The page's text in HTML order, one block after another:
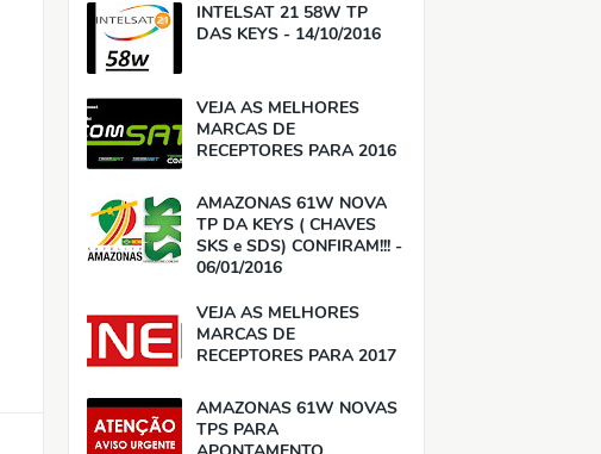
INTELSAT 21 58W TP
DAS KEYS - 14/10/2016
VEJA AS MELHORES
MARCAS DE
RECEPTORES PARA 2016
AMAZONAS 61W NOVA
TP DA KEYS ( CHAVES
SKS e SDS) CONFIRAM!!! -
06/01/2016
VEJA AS MELHORES
MARCAS DE
RECEPTORES PARA 2017
AMAZONAS 61W NOVAS
TPS PARA